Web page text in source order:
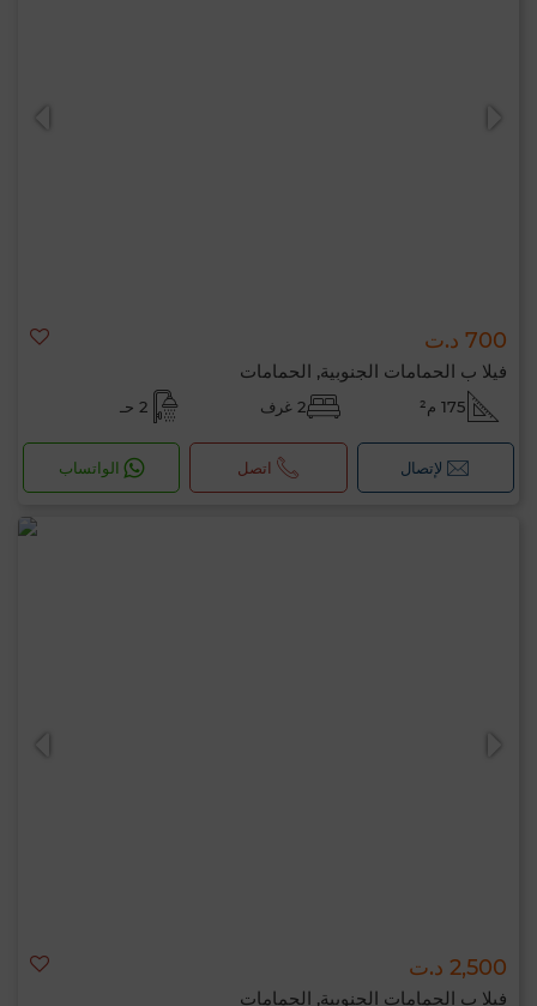
700 د.ت
فيلا ب الحمامات الجنوبية, الحمامات
175 م² 2 غرف 2 حـ
لإتصال اتصل الواتساب
2,500 د.ت
فيلا ب الحمامات الجنوبية, الحمامات